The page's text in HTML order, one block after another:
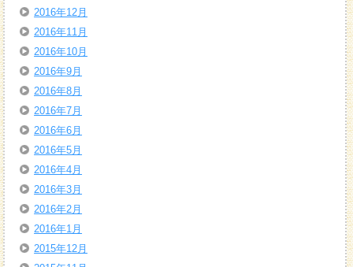
2016年12月
2016年11月
2016年10月
2016年9月
2016年8月
2016年7月
2016年6月
2016年5月
2016年4月
2016年3月
2016年2月
2016年1月
2015年12月